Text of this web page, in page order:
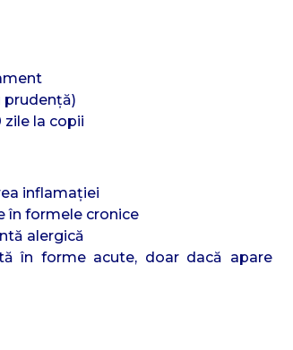
prudență)
zile la copii
inflamației
în formele cronice
alergică
în forme acute, doar dacă apare